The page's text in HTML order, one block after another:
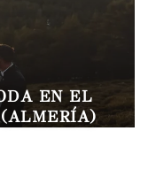
EN EL